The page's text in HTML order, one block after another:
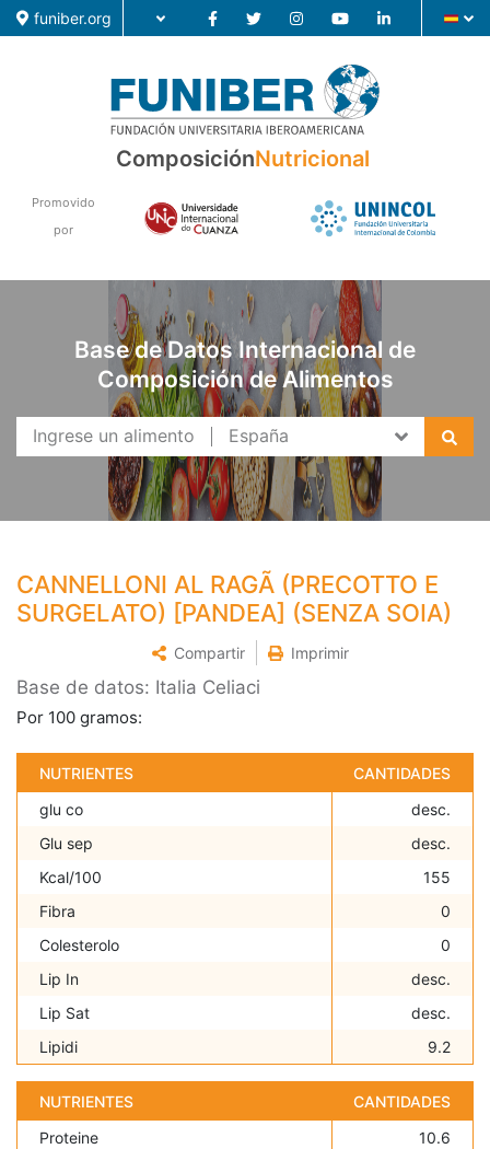
funiber.org
Investigación
ComposiciónNutricional
Promovido
por
Base de Datos Internacional de
Composición de Alimentos
CANNELLONI AL RAGÃ (PRECOTTO E
SURGELATO) [PANDEA] (SENZA SOIA)
Compartir Imprimir
Base de datos: Italia Celiaci
Por 100 gramos:
NUTRIENTES
CANTIDADES
glu co
desc.
Glu sep
desc.
Kcal/100
155
Fibra
0
Colesterolo
0
Lip In
desc.
Lip Sat
desc.
Lipidi
9.2
NUTRIENTES
CANTIDADES
Proteine
10.6